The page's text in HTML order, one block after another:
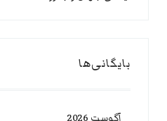
بایگانی‌ها